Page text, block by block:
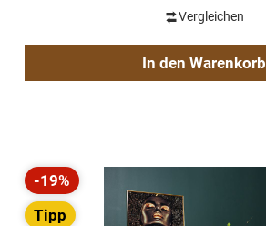
Vergleichen
In den Warenkorb
Rabatt
-19%
Tipp